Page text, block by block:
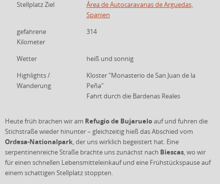
Stellplatz Ziel
Área de Autocaravanas de Arguedas,
Spanien
gefahrene
Kilometer
314
Wetter
heiß und sonnig
Highlights /
Wanderung
Kloster "Monasterio de San Juan de la
Peña"
Fahrt durch die Bardenas Reales
Heute früh brachen wir am Refugio de Bujarueloauf und fuhren die
Stichstraße wieder hinunter – gleichzeitig hieß das Abschied vom
Ordesa-Nationalpark, der uns wirklich begeistert hat. Eine
serpentinenreiche Straße brachte uns zunächst nach Biescas, wo wir
für einen schnellen Lebensmitteleinkauf und eine Frühstückspause auf
einem schattigen Stellplatz stoppten.